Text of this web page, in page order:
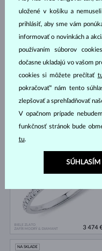
ZAFÍR MODRÝ & DIAMANT
1 300
ZAFÍR MODRÝ & DIAMANT
2 692
BIELE ZLATO
ZAFÍR MODRÝ & DIAMANT
3 474
NA SKLADE
uložené v košíku a
prihlásiť, aby sme vám
informovať o novinkách a
používaním súborov
dočasne ukladajú vo vašom
cookies si môžete prečítať
pokračovať“ nám tento
zlepšovať a sprehľadňovať
V opačnom prípade
funkčnosť stránok bude
tu.
SÚHLASÍM